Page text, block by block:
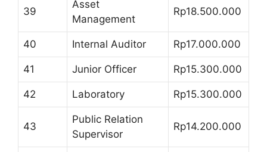
39
Asset
Management
Rp18.500.000
40 Internal Auditor Rp17.000.000
41 Junior Officer Rp15.300.000
42 Laboratory Rp15.300.000
43
Public Relation
Supervisor
Rp14.200.000